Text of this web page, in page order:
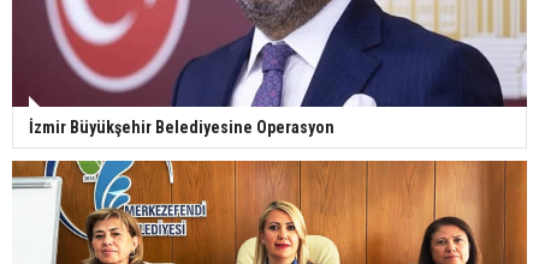
İzmir Büyükşehir Belediyesine Operasyon